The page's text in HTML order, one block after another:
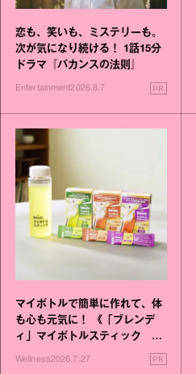
恋も、笑いも、ミステリーも。
次が気になり続ける！ 1話15分
ドラマ『バカンスの法則』
Entertainment2026.8.7 PR
マイボトルで簡単に作れて、体
も心も元気に！ 《「ブレンデ
ィ」マイボトルスティック い
いこと毎日》シリーズが誕生
Wellness2026.7.27 PR